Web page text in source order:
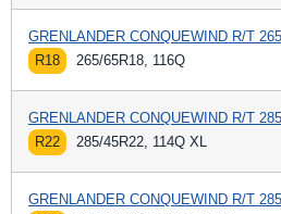
GRENLANDER CONQUEWIND R/T
R18
265/65R18, 116Q
GRENLANDER CONQUEWIND R/T
R22
285/45R22, 114Q XL
GRENLANDER CONQUEWIND R/T